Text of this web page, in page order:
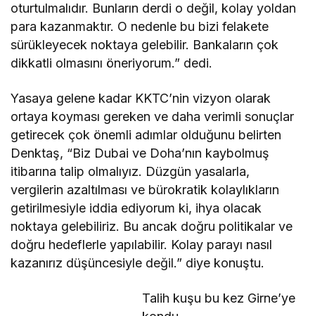
oturtulmalıdır. Bunların derdi o değil, kolay yoldan
para kazanmaktır. O nedenle bu bizi felakete
sürükleyecek noktaya gelebilir. Bankaların çok
dikkatli olmasını öneriyorum.” dedi.
Yasaya gelene kadar KKTC’nin vizyon olarak
ortaya koyması gereken ve daha verimli sonuçlar
getirecek çok önemli adımlar olduğunu belirten
Denktaş, “Biz Dubai ve Doha’nın kaybolmuş
itibarına talip olmalıyız. Düzgün yasalarla,
vergilerin azaltılması ve bürokratik kolaylıkların
getirilmesiyle iddia ediyorum ki, ihya olacak
noktaya gelebiliriz. Bu ancak doğru politikalar ve
doğru hedeflerle yapılabilir. Kolay parayı nasıl
kazanırız düşüncesiyle değil.” diye konuştu.
Talih kuşu bu kez Girne’ye